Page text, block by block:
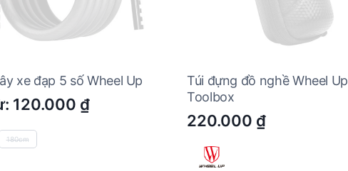
xe đạp 5 số Wheel Up
120.000 ₫
180cm
Túi đựng đồ nghề Wheel Up
Toolbox
220.000 ₫